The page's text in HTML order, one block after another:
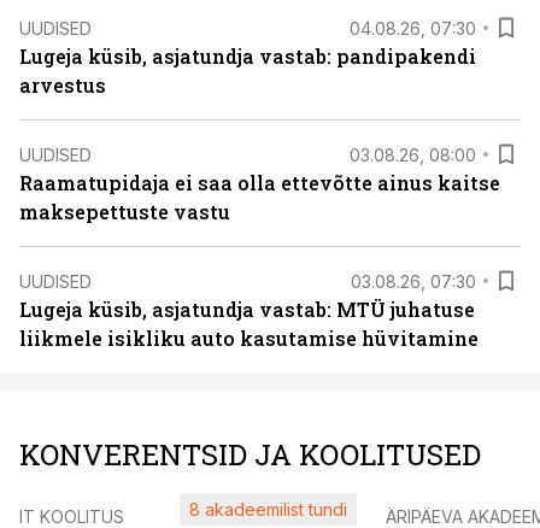
UUDISED 04.08.26, 07:30
Lugeja küsib, asjatundja vastab: pandipakendi
arvestus
UUDISED 03.08.26, 08:00
Raamatupidaja ei saa olla ettevõtte ainus kaitse
maksepettuste vastu
UUDISED 03.08.26, 07:30
Lugeja küsib, asjatundja vastab: MTÜ juhatuse
liikmele isikliku auto kasutamise hüvitamine
KONVERENTSID JA KOOLITUSED
IT KOOLITUS 8 akadeemilist tundi ÄRIPÄEVA